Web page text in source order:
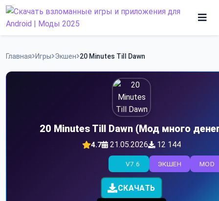
Skip
Программы
Главная Игры Экшен 20 Minutes Till Dawn
20 Minutes Till Dawn (Мод много
4.7 21.05.2026 12 144
MOD
ЭКШЕН
V7.6
СКАЧАТЬ